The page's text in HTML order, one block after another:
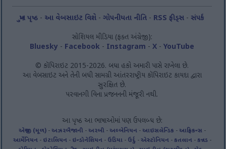
મુખ પૃષ્ઠ - આ વેબસાઇટ વિશે -ગોપનીયતા નીતિ - RSS ફીડ્સ - સંપર્ક
સોશિયલ મીડિયા (ફક્ત અંગ્રેજી):
Bluesky - Facebook - Instagram -X -YouTube
© કૉપિરાઇટ 2015-2026. બધા હકો અમારી પાસે રાખેલા છે.
આ વેબસાઇટ અને તેની બધી સામગ્રી આંતરરાષ્ટ્રીય કૉપિરાઇટ કાયદા દ્વારા
સુરક્ષિત છે.
પરવાનગી વિના પ્રજનનની મંજૂરી નથી.
આ પૃષ્ઠ આ ભાષાઓમાં પણ ઉપલબ્ધ છે:
અંગ્રેજી (મૂળ)-અઝરબૈજાની-અરબી-અલ્બેનિયન-આઇસલેન્ડિક -આફ્રિકન્સ-
આર્મેનિયન- ઇટાલિયન- ઇન્ડોનેશિયન- ઉડિયા- ઉર્દુ -એસ્ટોનિયન- કતલાન- કન્નડ -